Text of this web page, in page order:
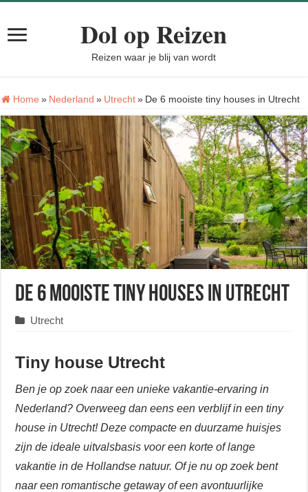
Dol op Reizen
Reizen waar je blij van wordt
Home » Nederland » Utrecht » De 6 mooiste tiny houses in Utrecht
De 6 mooiste tiny houses in Utrecht
Utrecht
Tiny house Utrecht
Ben je op zoek naar een unieke vakantie-ervaring in
Nederland? Overweeg dan eens een verblijf in een tiny
house in Utrecht! Deze compacte en duurzame huisjes
zijn de ideale uitvalsbasis voor een korte of lange
vakantie in de Hollandse natuur. Of je nu op zoek bent
naar een romantische getaway of een avontuurlijke